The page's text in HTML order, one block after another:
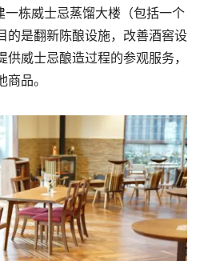
一栋威士忌蒸馏大楼（包括一个
的是翻新陈酿设施，改善酒窖设
威士忌酿造过程的参观服务，
品。